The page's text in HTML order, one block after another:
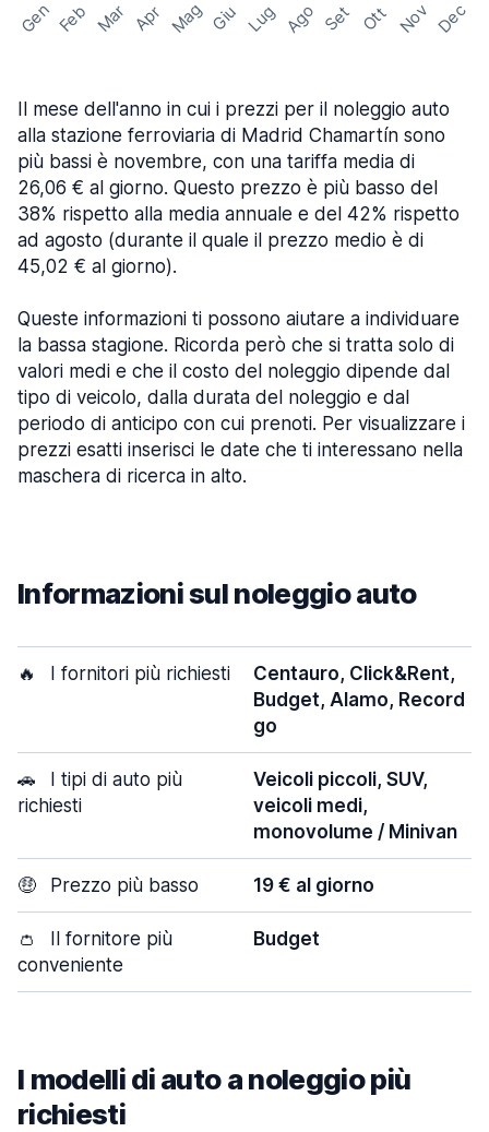
Gen Feb Mar Apr Mag Giu Lug Ago Set Ott Nov Dec
Il mese dell'anno in cui i prezzi per il noleggio auto
alla stazione ferroviaria di Madrid Chamartín sono
più bassi è novembre, con una tariffa media di
26,06 € al giorno. Questo prezzo è più basso del
38% rispetto alla media annuale e del 42% rispetto
ad agosto (durante il quale il prezzo medio è di
45,02 € al giorno).
Queste informazioni ti possono aiutare a individuare
la bassa stagione. Ricorda però che si tratta solo di
valori medi e che il costo del noleggio dipende dal
tipo di veicolo, dalla durata del noleggio e dal
periodo di anticipo con cui prenoti. Per visualizzare i
prezzi esatti inserisci le date che ti interessano nella
maschera di ricerca in alto.
Informazioni sul noleggio auto
🔥 I fornitori più richiesti
Centauro, Click&Rent,
Budget, Alamo, Record
go
🚗
I tipi di auto più
richiesti
Veicoli piccoli, SUV,
veicoli medi,
monovolume / Minivan
🤑 Prezzo più basso 19 € al giorno
👛
Il fornitore più
conveniente
Budget
I modelli di auto a noleggio più
richiesti